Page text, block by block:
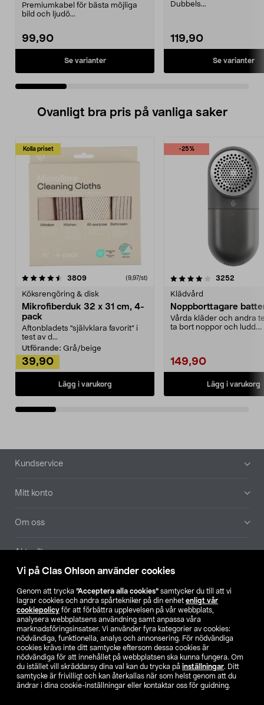
Vi på Clas Ohlson använder cookies
Genom att trycka ”Acceptera alla cookies” samtycker du till att vi
lagrar cookies och andra spårtekniker på din enhet enligt vår
cookiepolicy för att förbättra upplevelsen på vår webbplats,
analysera webbplatsens användning samt anpassa våra
marknadsföringsinsatser. Vi använder fyra kategorier av cookies:
nödvändiga, funktionella, analys och annonsering. För nödvändiga
cookies krävs inte ditt samtycke eftersom dessa cookies är
nödvändiga för att innehållet på webbplatsen ska kunna fungera. Om
du istället vill skräddarsy dina val kan du trycka på inställningar. Ditt
samtycke är frivilligt och kan återkallas när som helst genom att du
ändrar i dina cookie-inställningar eller kontaktar oss för guidning.
Premiumkabel för bästa möjliga
bild och ljudö...
99,90
Se varianter
Dubbels...
119,90
Se varianter
Ovanligt bra pris på vanliga saker
Kolla priset
3809recensioner (9,97/st)
Köksrengöring & disk
Mikrofiberduk 32 x 31 cm, 4-
pack
Aftonbladets "självklara favorit” i
test av d...
Utförande: Grå/beige
39,90
Lägg i varukorg
-25%
4.0av 5 stjärnor 3252
Klädvård
Noppborttagare
Vårda kläder och andra
ta bort noppor och ludd.
149,90
Lägg i varukorg
4.5av 5 stjärnor
Sidfot
Kundservice
Mitt konto
Om oss
Aktuellt
Hitta butik
SE NO FI